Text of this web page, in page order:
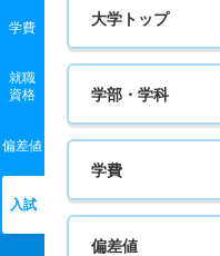
学費
就職
資格
偏差値
入試
大学トップ
学部・学科
学費
偏差値